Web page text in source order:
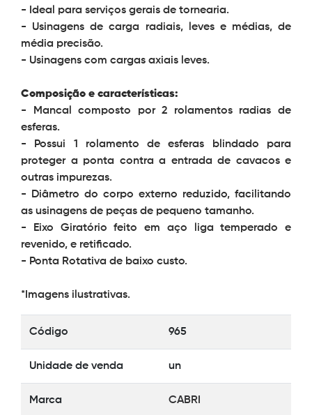
- Ideal para serviços gerais de tornearia.
- Usinagens de carga radiais, leves e médias, de
média precisão.
- Usinagens com cargas axiais leves.
Composição e características:
- Mancal composto por 2 rolamentos radias de
esferas.
- Possui 1 rolamento de esferas blindado para
proteger a ponta contra a entrada de cavacos e
outras impurezas.
- Diâmetro do corpo externo reduzido, facilitando
as usinagens de peças de pequeno tamanho.
- Eixo Giratório feito em aço liga temperado e
revenido, e retificado.
- Ponta Rotativa de baixo custo.
*Imagens ilustrativas.
Código 965
Unidade de venda un
Marca CABRI